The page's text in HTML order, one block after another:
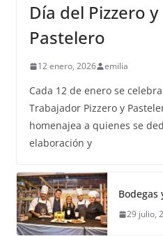
Día del Pizzero y
Pastelero
12 enero, 2026 emilia
Cada 12 de enero se
Trabajador Pizzero y
homenajea a quienes se
elaboración y
Bodegas
29 julio,